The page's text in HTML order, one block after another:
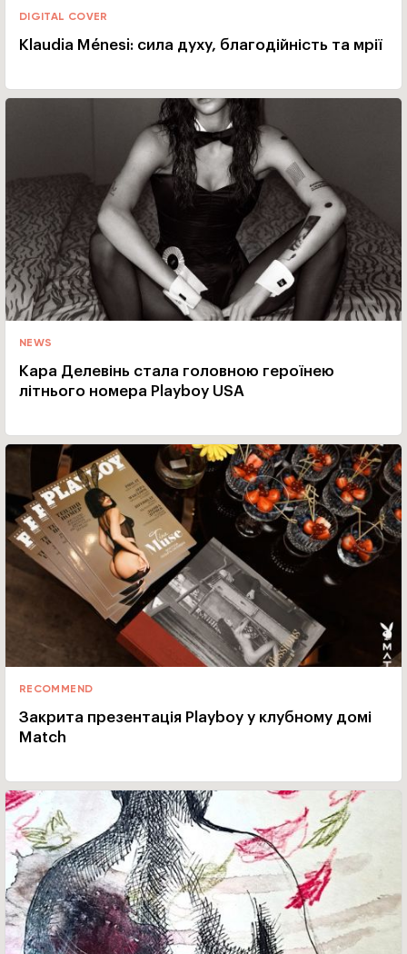
DIGITAL COVER
Klaudia Ménesi: сила духу, благодійність та мрії
NEWS
Кара Делевінь стала головною героїнею
літнього номера Playboy USA
RECOMMEND
Закрита презентація Playboy у клубному домі
Match